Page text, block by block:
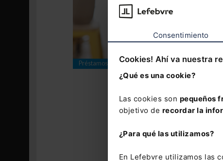
Consentimiento
Cookies! Ahí va nuestra
¿Qué es una cookie?
Las cookies son pequeños
objetivo de recordar la
¿Para qué las utilizamos?
En Lefebvre utilizamos las
Préstamos para emprendedoras digitales
La comisión
hubiese
tipo máximo,